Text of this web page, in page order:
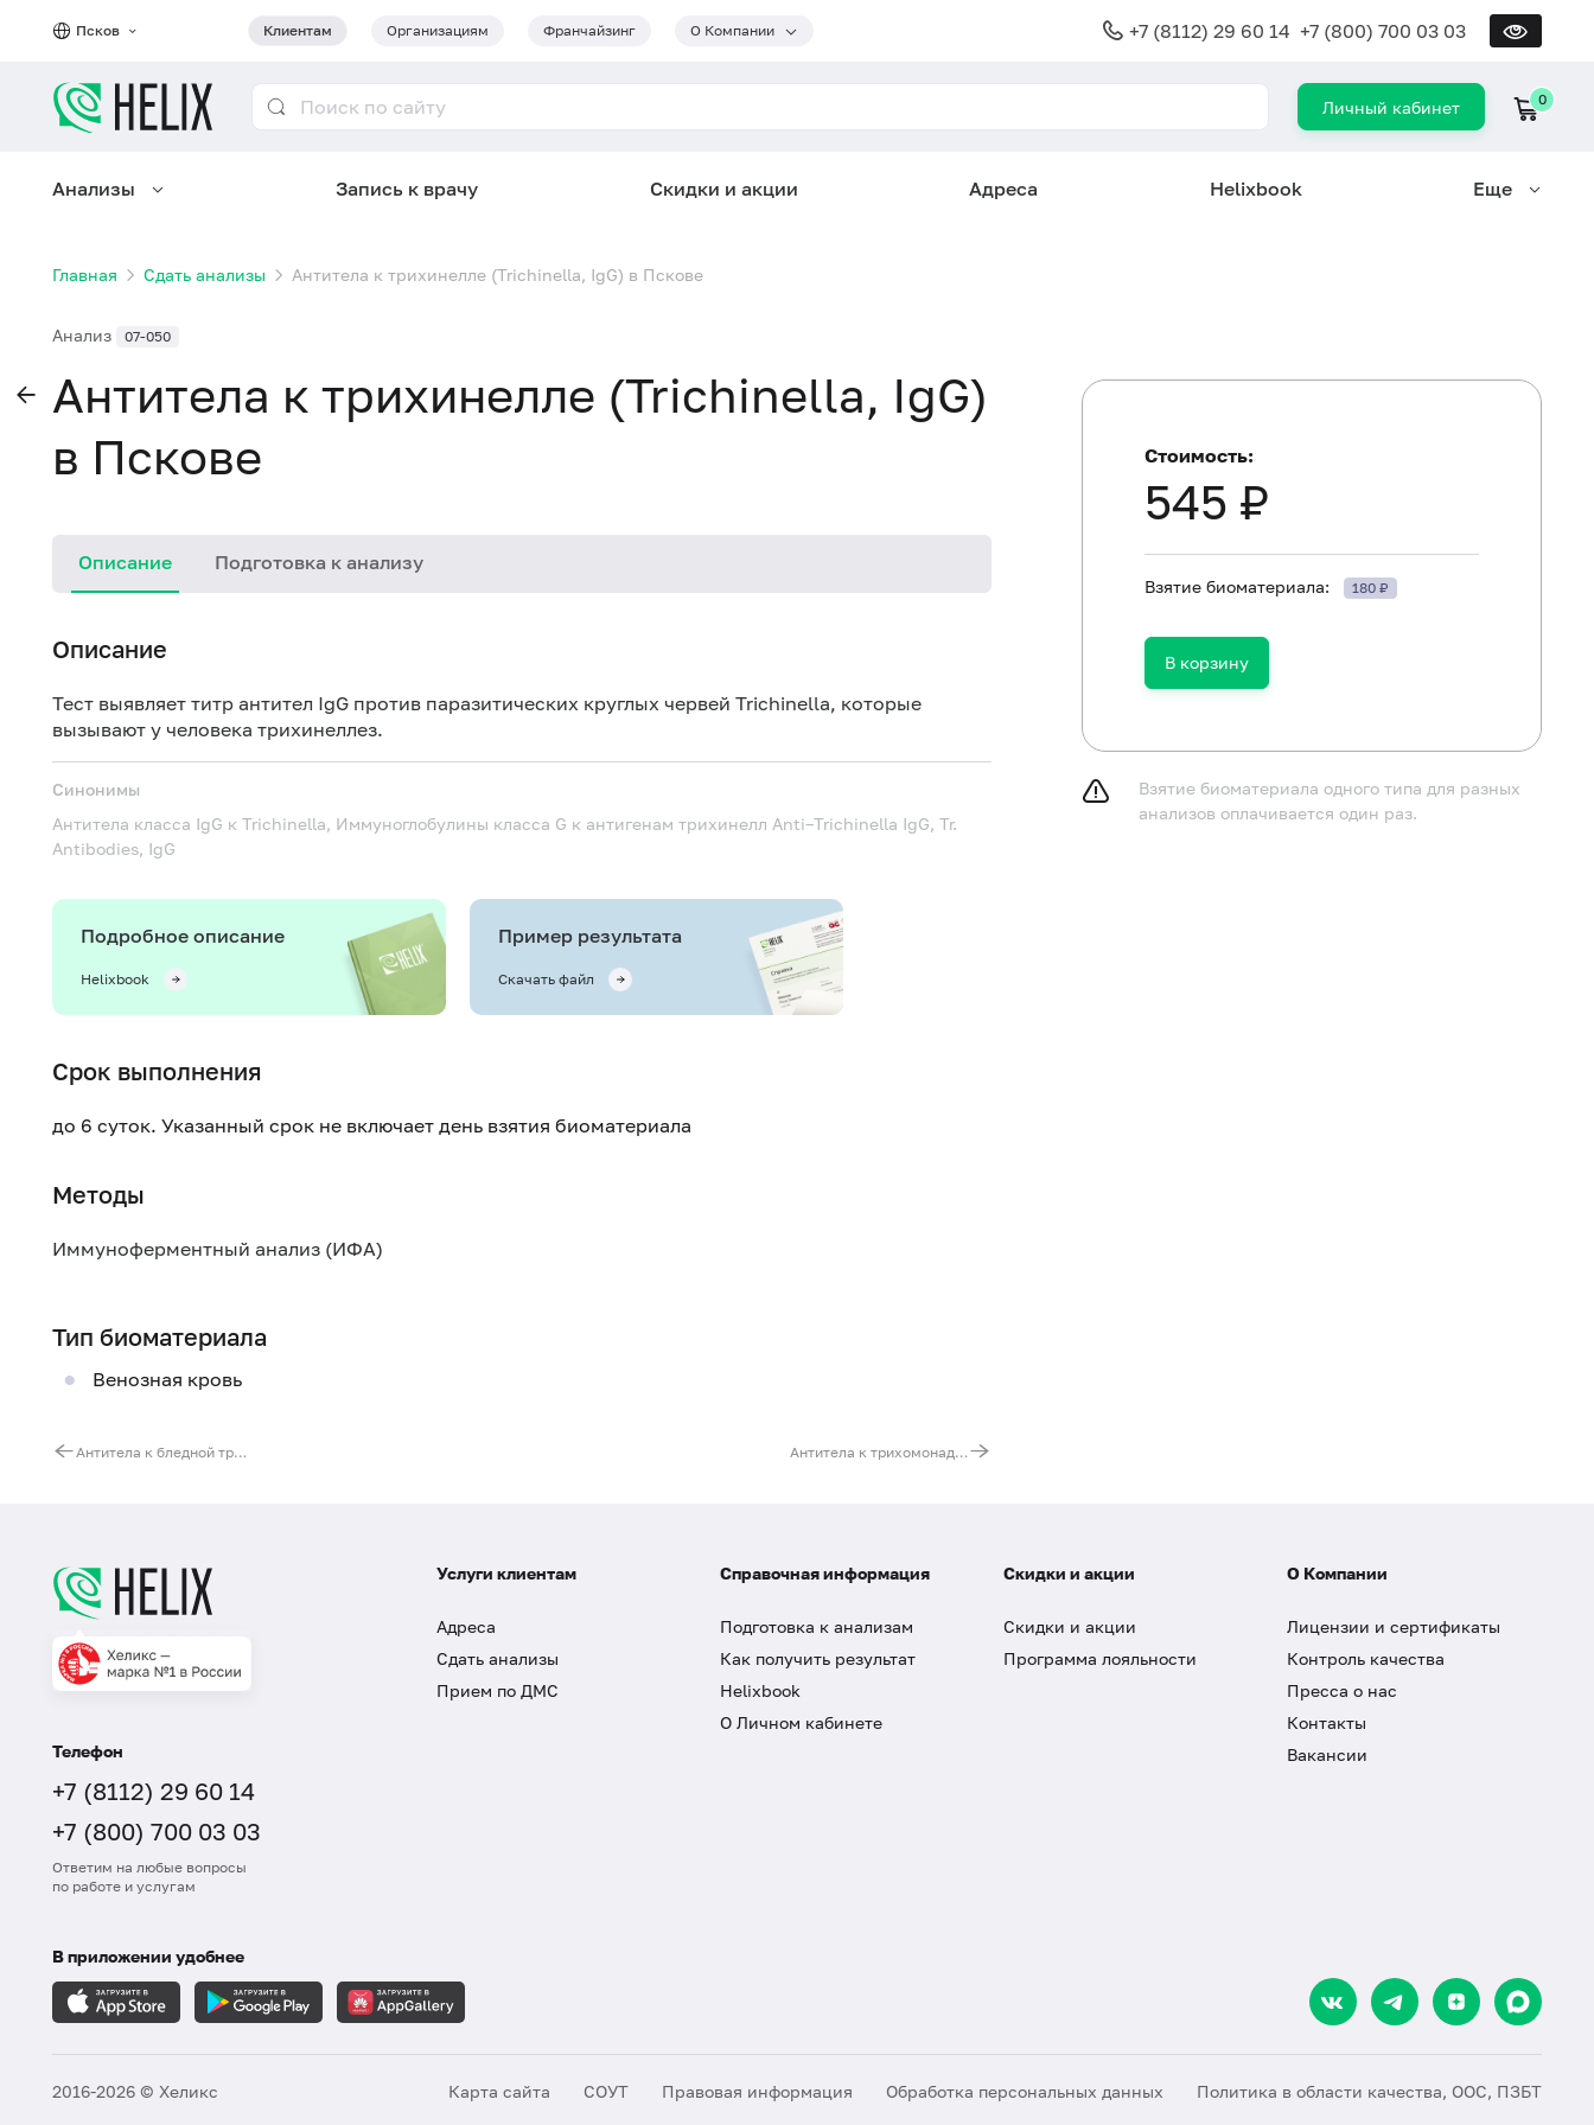
Псков Клиентам Организациям Франчайзинг О Компании +7 (8112) 29 60 14 +7 (800) 700 03 03
Личный кабинет 0
Анализы Запись к врачу Скидки и акции Адреса Helixbook Еще
Главная Сдать анализы Антитела к трихинелле (Trichinella, IgG) в Пскове
Анализ 07-050
Антитела к трихинелле (Trichinella, IgG)
в Пскове
Описание Подготовка к анализу
Описание
Тест выявляет титр антител IgG против паразитических круглых червей Trichinella, которые
вызывают у человека трихинеллез.
Синонимы
Антитела класса IgG к Trichinella, Иммуноглобулины класса G к антигенам трихинелл Anti–Trichinella IgG, Tr.
Antibodies, IgG
Подробное описание
Helixbook
Пример результата
Скачать файл
Срок выполнения
до 6 суток. Указанный срок не включает день взятия биоматериала
Методы
Иммуноферментный анализ (ИФА)
Тип биоматериала
Венозная кровь
Антитела к бледной трепонеме (Treponema pallidum) Антитела к трихомонаде вагиналис (Trichomonas vaginalis, IgG), титр
Не курить в течение 30 минут до исследования.
Стоимость:
545 ₽
Взятие биоматериала: 180 ₽
В корзину
Взятие биоматериала одного типа для разных
анализов оплачивается один раз.
Телефон
+7 (8112) 29 60 14
+7 (800) 700 03 03
Ответим на любые вопросы
по работе и услугам
Услуги клиентам
Адреса
Сдать анализы
Прием по ДМС
Справочная информация
Подготовка к анализам
Как получить результат
Helixbook
О Личном кабинете
Скидки и акции
Скидки и акции
Программа лояльности
О Компании
Лицензии и сертификаты
Контроль качества
Пресса о нас
Контакты
Вакансии
В приложении удобнее
2016-2026 © Хеликс Карта сайта СОУТ Правовая информация Обработка персональных данных Политика в области качества, ООС, ПЗБТ